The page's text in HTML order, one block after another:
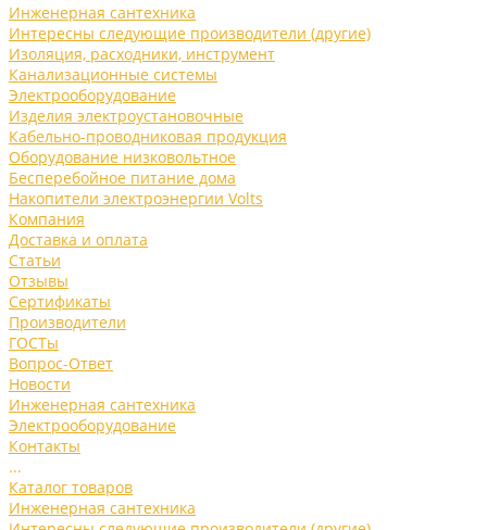
Инженерная сантехника
Интересны следующие производители (другие)
Изоляция, расходники, инструмент
Канализационные системы
Электрооборудование
Изделия электроустановочные
Кабельно-проводниковая продукция
Оборудование низковольтное
Бесперебойное питание дома
Накопители электроэнергии Volts
Компания
Доставка и оплата
Статьи
Отзывы
Сертификаты
Производители
ГОСТы
Вопрос-Ответ
Новости
Инженерная сантехника
Электрооборудование
Контакты
...
Каталог товаров
Инженерная сантехника